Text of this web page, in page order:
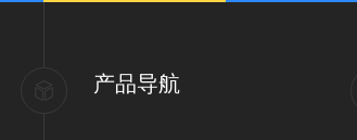
产品导航